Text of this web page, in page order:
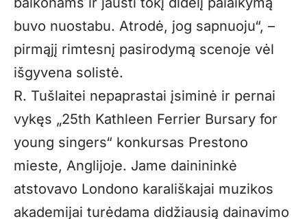
buvo nuostabu. Atrodė, jog sapnuoju“, –
pirmąjį rimtesnį pasirodymą scenoje vėl
išgyvena solistė.
R. Tušlaitei nepaprastai įsiminė ir pernai
vykęs „25th Kathleen Ferrier Bursary for
young singers“ konkursas Prestono
mieste, Anglijoje. Jame dainininkė
atstovavo Londono karališkajai muzikos
akademijai turėdama didžiausią dainavimo